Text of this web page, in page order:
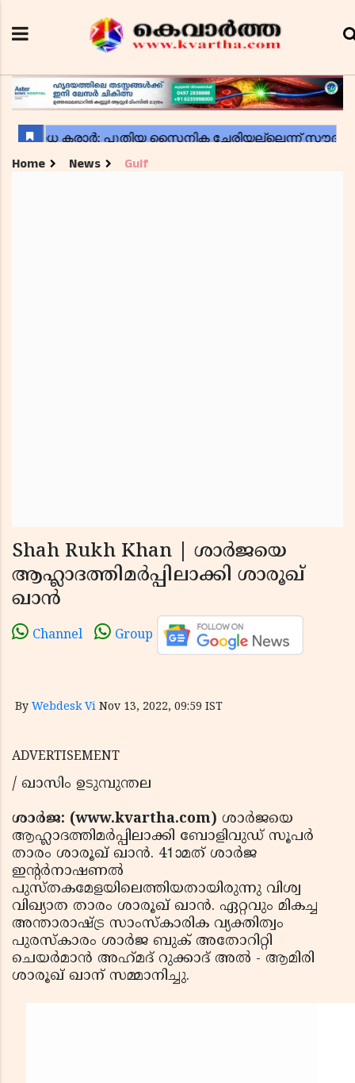
Home News Gulf
Shah Rukh Khan | ശാർജയെ
ആഹ്ലാദത്തിമർപ്പിലാക്കി ശാരൂഖ്
ഖാൻ
Channel Group
By Webdesk Vi Nov 13, 2022, 09:59 IST
ADVERTISEMENT
/ ഖാസിം ഉടുമ്പുന്തല
ശാർജ: (www.kvartha.com) ശാർജയെ
ആഹ്ലാദത്തിമർപ്പിലാക്കി ബോളിവുഡ് സൂപർ
താരം ശാരൂഖ് ഖാൻ. 41ാമത് ശാർജ
ഇന്റർനാഷണൽ
പുസ്തകമേളയിലെത്തിയതായിരുന്നു വിശ്വ
വിഖ്യാത താരം ശാരൂഖ് ഖാൻ. ഏറ്റവും മികച്ച
അന്താരാഷ്ട്ര സാംസ്കാരിക വ്യക്തിത്വം
പുരസ്കാരം ശാർജ ബുക് അതോറിറ്റി
ചെയർമാൻ അഹ്‌മദ്‌ റുക്കാദ് അൽ - ആമിരി
ശാരൂഖ് ഖാന് സമ്മാനിച്ചു.